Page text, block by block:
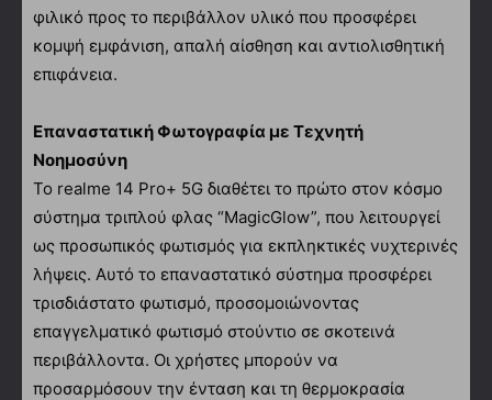
φιλικό προς το περιβάλλον υλικό που προσφέρει
κομψή εμφάνιση, απαλή αίσθηση και αντιολισθητική
επιφάνεια.
Επαναστατική Φωτογραφία με Τεχνητή
Νοημοσύνη
Το realme 14 Pro+ 5G διαθέτει το πρώτο στον κόσμο
σύστημα τριπλού φλας “MagicGlow”, που λειτουργεί
ως προσωπικός φωτισμός για εκπληκτικές νυχτερινές
λήψεις. Αυτό το επαναστατικό σύστημα προσφέρει
τρισδιάστατο φωτισμό, προσομοιώνοντας
επαγγελματικό φωτισμό στούντιο σε σκοτεινά
περιβάλλοντα. Οι χρήστες μπορούν να
προσαρμόσουν την ένταση και τη θερμοκρασία